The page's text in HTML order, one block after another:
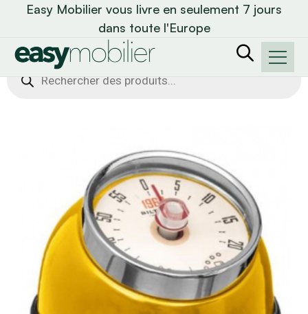
Easy Mobilier vous livre en seulement 7 jours
dans toute l'Europe
Recherche
de